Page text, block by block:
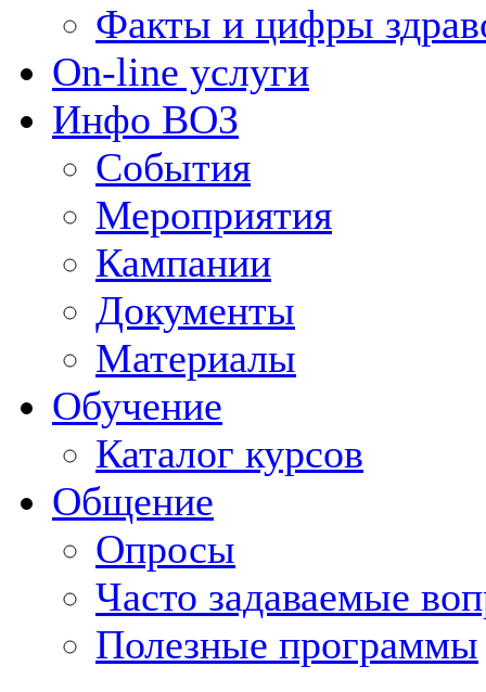
Факты и цифры
On-line услуги
Инфо ВОЗ
События
Мероприятия
Кампании
Документы
Материалы
Обучение
Каталог курсов
Общение
Опросы
Часто задаваемые
Полезные программы